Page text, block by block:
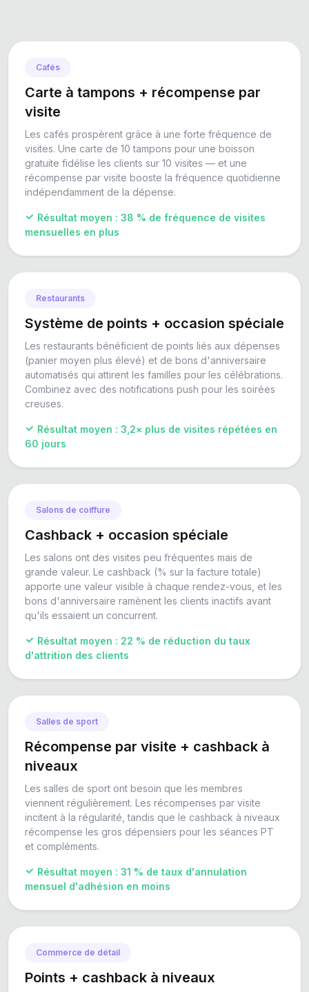
Cafés
Carte à tampons + récompense par
visite
Les cafés prospèrent grâce à une forte fréquence de
visites. Une carte de 10 tampons pour une boisson
gratuite fidélise les clients sur 10 visites — et une
récompense par visite booste la fréquence quotidienne
indépendamment de la dépense.
Résultat moyen : 38 % de fréquence de visites
mensuelles en plus
Restaurants
Système de points + occasion spéciale
Les restaurants bénéficient de points liés aux dépenses
(panier moyen plus élevé) et de bons d'anniversaire
automatisés qui attirent les familles pour les célébrations.
Combinez avec des notifications push pour les soirées
creuses.
Résultat moyen : 3,2× plus de visites répétées en
60 jours
Salons de coiffure
Cashback + occasion spéciale
Les salons ont des visites peu fréquentes mais de
grande valeur. Le cashback (% sur la facture totale)
apporte une valeur visible à chaque rendez-vous, et les
bons d'anniversaire ramènent les clients inactifs avant
qu'ils essaient un concurrent.
Résultat moyen : 22 % de réduction du taux
d'attrition des clients
Salles de sport
Récompense par visite + cashback à
niveaux
Les salles de sport ont besoin que les membres
viennent régulièrement. Les récompenses par visite
incitent à la régularité, tandis que le cashback à niveaux
récompense les gros dépensiers pour les séances PT
et compléments.
Résultat moyen : 31 % de taux d'annulation
mensuel d'adhésion en moins
Commerce de détail
Points + cashback à niveaux